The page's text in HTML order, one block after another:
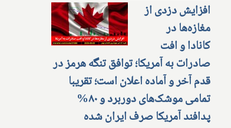
افزایش دزدی از
مغازه‌ها در
کانادا و افت
صادرات به آمریکا؛ توافق تنگه هرمز در
قدم آخر و آماده اعلان است؛ تقریبا
تمامی موشک‌های دوربرد و ۸۰%
پدافند آمریکا صرف ایران شده